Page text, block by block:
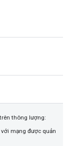
thông lượng:
mạng được quản